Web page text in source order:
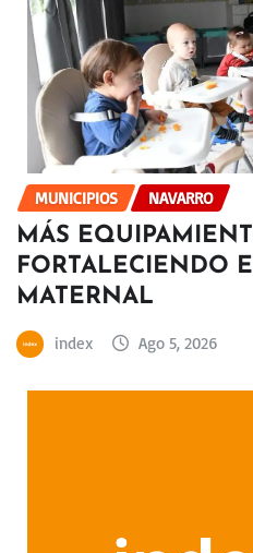
MUNICIPIOS NAVARRO
MÁS
FORTALECIENDO
MATERNAL
index Ago 5, 2026